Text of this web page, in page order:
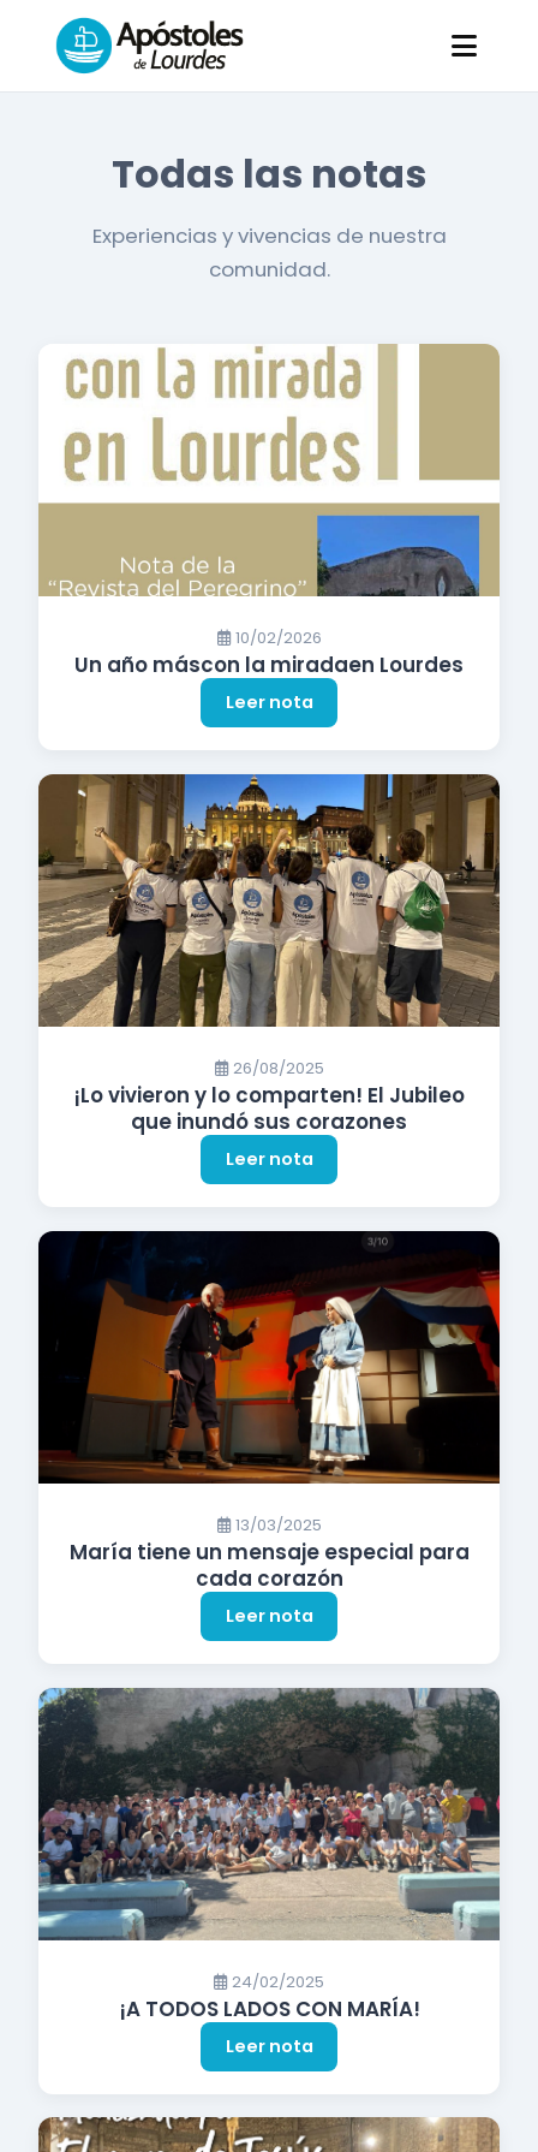
Todas las notas
Experiencias y vivencias de nuestra
comunidad.
10/02/2026
Un año máscon la miradaen Lourdes
Leer nota
26/08/2025
¡Lo vivieron y lo comparten! El Jubileo
que inundó sus corazones
Leer nota
13/03/2025
María tiene un mensaje especial para
cada corazón
Leer nota
24/02/2025
¡A TODOS LADOS CON MARÍA!
Leer nota